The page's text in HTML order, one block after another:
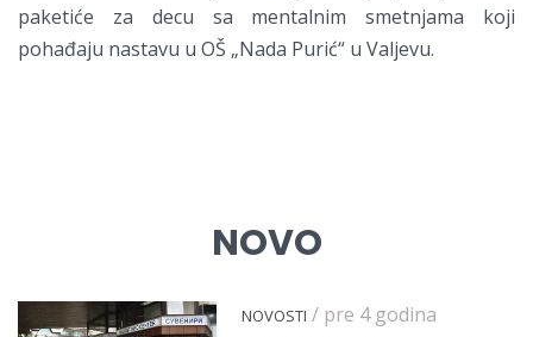
paketiće za decu sa mentalnim smetnjama koji
pohađaju nastavu u OŠ „Nada Purić“ u Valjevu.
NOVO
NOVOSTI / pre 4 godina